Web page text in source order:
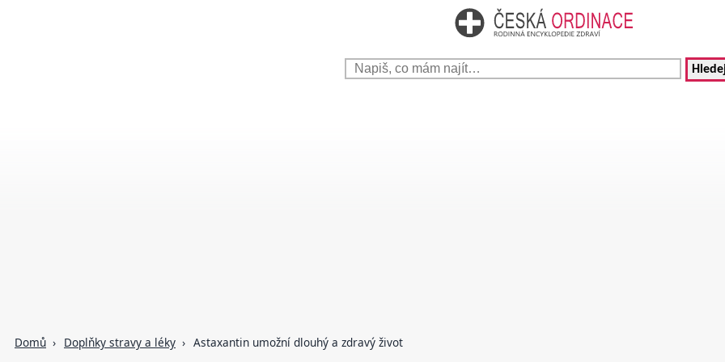
Domů Doplňky stravy a léky Astaxantin umožní dlouhý a zdravý život